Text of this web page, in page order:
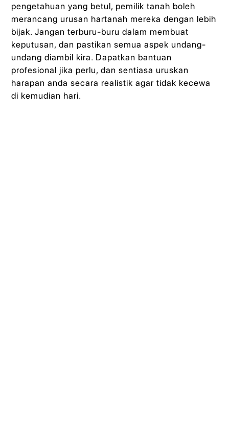
pengetahuan yang betul, pemilik tanah boleh
merancang urusan hartanah mereka dengan lebih
bijak. Jangan terburu-buru dalam membuat
keputusan, dan pastikan semua aspek undang-
undang diambil kira. Dapatkan bantuan
profesional jika perlu, dan sentiasa uruskan
harapan anda secara realistik agar tidak kecewa
di kemudian hari.